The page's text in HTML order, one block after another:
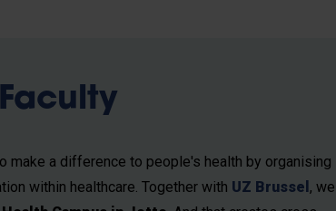
make a difference to people's health by organising
within healthcare. Together with UZ Brussel ,